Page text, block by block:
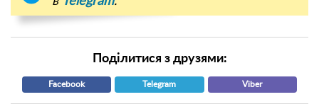
Поділитися з друзями:
Facebook Telegram Viber